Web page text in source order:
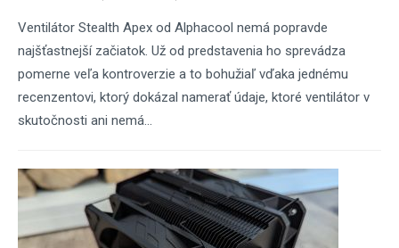
Ventilátor Stealth Apex od Alphacool nemá popravde
najšťastnejší začiatok. Už od predstavenia ho sprevádza
pomerne veľa kontroverzie a to bohužiaľ vďaka jednému
recenzentovi, ktorý dokázal namerať údaje, ktoré ventilátor v
skutočnosti ani nemá...